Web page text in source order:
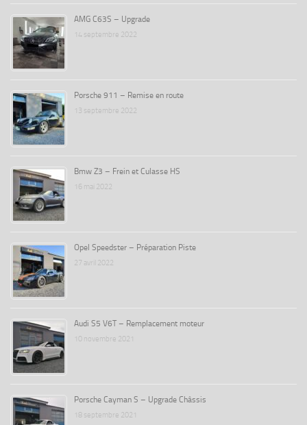
AMG C63S – Upgrade
14 septembre 2022
Porsche 911 – Remise en route
13 septembre 2022
Bmw Z3 – Frein et Culasse HS
16 mai 2022
Opel Speedster – Préparation Piste
27 avril 2022
Audi S5 V6T – Remplacement moteur
10 novembre 2021
Porsche Cayman S – Upgrade Châssis
18 septembre 2021